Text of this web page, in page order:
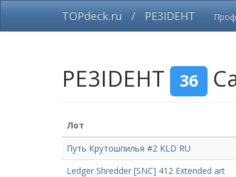
TOPdeck.ru / PE3IDEHT
PE3IDEHT 36
Лот
Путь Крутошпилья #2 KLD RU
Ledger Shredder [SNC] 412 Extended art